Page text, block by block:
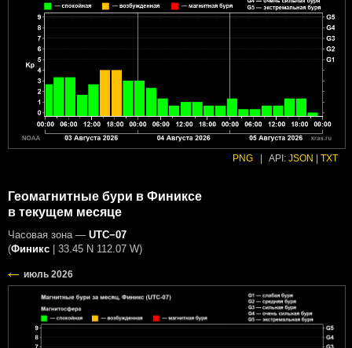
PNG API: JSON TXT
Геомагнитные бури в Финиксе
в текущем месяце
Часовая зона — UTC−07
(Финикс 33.45 N 112.07 W)